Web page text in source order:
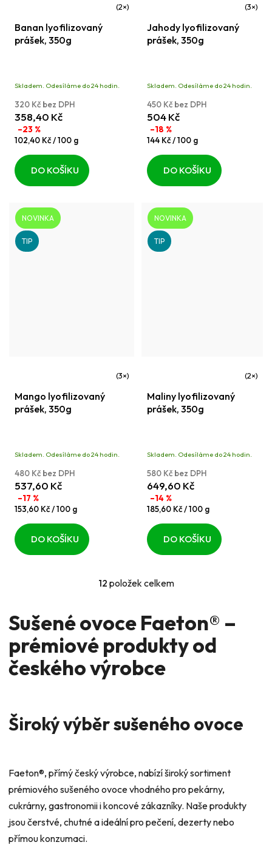
hodnocení
produktu
5
hvězdiček.
Banan lyofilizovaný
prášek, 350g
Skladem. Odesíláme do 24 hodin.
320 Kč bez DPH
358,40 Kč
–23 %
Měrná
102,40 Kč / 100 g
DO KOŠÍKU
hodnocení
produktu
5
hvězdiček.
Jahody lyofilizovaný
prášek, 350g
Skladem. Odesíláme do 24 hodin.
450 Kč bez DPH
504 Kč
–18 %
Měrná
144 Kč / 100 g
DO KOŠÍKU
NOVINKA
TIP
hodnocení
produktu
5
hvězdiček.
Mango lyofilizovaný
prášek, 350g
Skladem. Odesíláme do 24 hodin.
480 Kč bez DPH
537,60 Kč
–17 %
Měrná
153,60 Kč / 100 g
DO KOŠÍKU
NOVINKA
TIP
hodnocení
produktu
5
hvězdiček.
Maliny lyofilizovaný
prášek, 350g
Skladem. Odesíláme do 24 hodin.
580 Kč bez DPH
649,60 Kč
–14 %
Měrná
185,60 Kč / 100 g
DO KOŠÍKU
O
á
d
a
c
v
k
ý
p
i
u
12 položek celkem
Sušené ovoce Faeton® –
prémiové produkty od
českého výrobce
Široký výběr sušeného ovoce
Faeton®, přímý český výrobce, nabízí široký sortiment
prémiového sušeného ovoce vhodného pro pekárny,
cukrárny, gastronomii i koncové zákazníky. Naše produkty
jsou čerstvé, chutné a ideální pro pečení, dezerty nebo
přímou konzumaci.